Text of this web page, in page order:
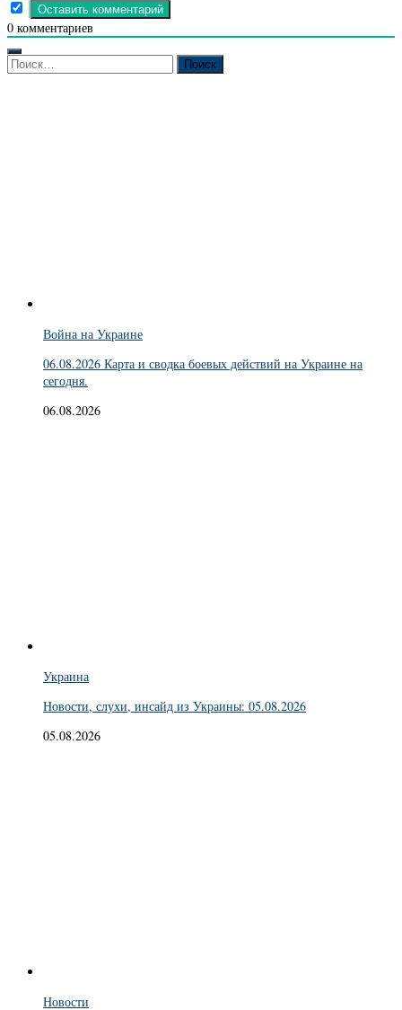
0 комментариев
Найти:
Война на Украине
06.08.2026 Карта и сводка боевых действий на Украине на
сегодня.
06.08.2026
Украина
Новости, слухи, инсайд из Украины: 05.08.2026
05.08.2026
Новости